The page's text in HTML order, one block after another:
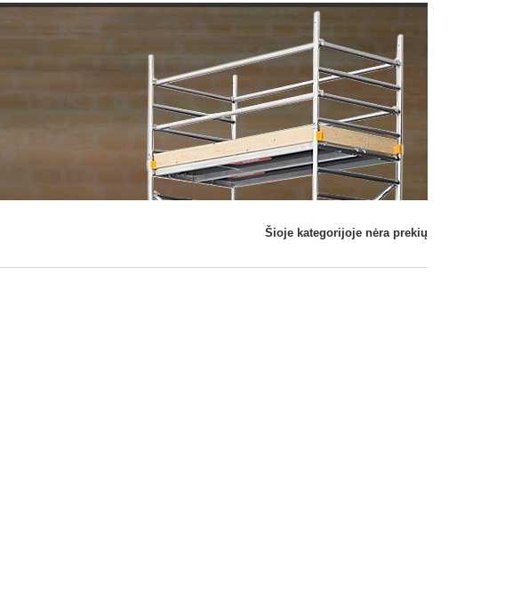
Šioje kategorijoje nėra prekių